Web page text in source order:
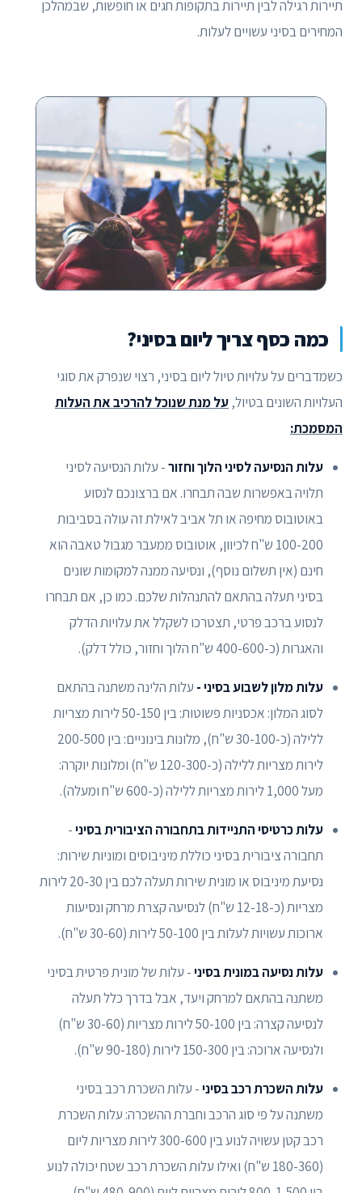
תיירות רגילה לבין תיירות בתקופות חגים או חופשות, שבמהלכן
המחירים בסיני עשויים לעלות.
כמה כסף צריך ליום בסיני?
כשמדברים על עלויות טיול ליום בסיני, רצוי שנפרק את סוגי
העלויות השונים בטיול, על מנת שנוכל להרכיב את העלות
המסמכת:
עלות הנסיעה לסיני הלוך וחזור- עלות הנסיעה לסיני
תלויה באפשרות שבה תבחרו. אם ברצונכם לנסוע
באוטובוס מחיפה או תל אביב לאילת זה עולה בסביבות
100-200 ש"ח לכיוון, אוטובוס ממעבר מגבול טאבה הוא
חינם (אין תשלום נוסף), ונסיעה ממנה למקומות שונים
בסיני תעלה בהתאם להתנהלות שלכם. כמו כן, אם תבחרו
לנסוע ברכב פרטי, תצטרכו לשקלל את עלויות הדלק
והאגרות (כ-400-600 ש"ח הלוך וחזור, כולל דלק).
עלות מלון לשבוע בסיני - עלות הלינה משתנה בהתאם
לסוג המלון: אכסניות פשוטות: בין 50-150 לירות מצריות
ללילה (כ-30-100 ש"ח), מלונות בינוניים: בין 200-500
לירות מצריות ללילה (כ-120-300 ש"ח) ומלונות יוקרה:
מעל 1,000 לירות מצריות ללילה (כ-600 ש"ח ומעלה).
עלות כרטיסי התניידות בתחבורה הציבורית בסיני-
תחבורה ציבורית בסיני כוללת מיניבוסים ומוניות שירות:
נסיעת מיניבוס או מונית שירות תעלה לכם בין 20-30 לירות
מצריות (כ-12-18 ש"ח) לנסיעה קצרת מרחק ונסיעות
ארוכות עשויות לעלות בין 50-100 לירות (30-60 ש"ח).
עלות נסיעה במונית בסיני- עלות של מונית פרטית בסיני
משתנה בהתאם למרחק ויעד, אבל בדרך כלל תעלה
לנסיעה קצרה: בין 50-100 לירות מצריות (30-60 ש"ח)
ולנסיעה ארוכה: בין 150-300 לירות (90-180 ש"ח).
עלות השכרת רכב בסיני- עלות השכרת רכב בסיני
משתנה על פי סוג הרכב וחברת ההשכרה: עלות השכרת
רכב קטן עשויה לנוע בין 300-600 לירות מצריות ליום
(180-360 ש"ח) ואילו עלות השכרת רכב שטח יכולה לנוע